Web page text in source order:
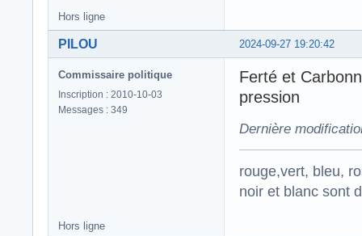
Hors ligne
2024-09-27 19:20:42
PILOU
Commissaire politique
Inscription : 2010-10-03
Messages : 349
Ferté et
pression
Dernière
rouge,vert, bleu,
noir et blanc sont
Hors ligne